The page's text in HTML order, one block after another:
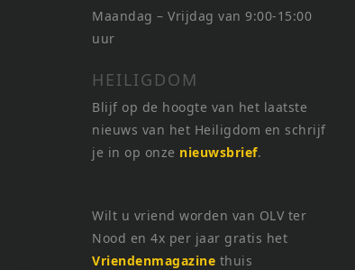
Maandag – Vrijdag van 9:00-15:00
uur
HEILIGDOM
Blijf op de hoogte van het laatste
nieuws van het Heiligdom en schrijf
je in op onze nieuwsbrief.
Wilt u vriend worden van OLV ter
Nood en 4x per jaar gratis het
Vriendenmagazine thuis